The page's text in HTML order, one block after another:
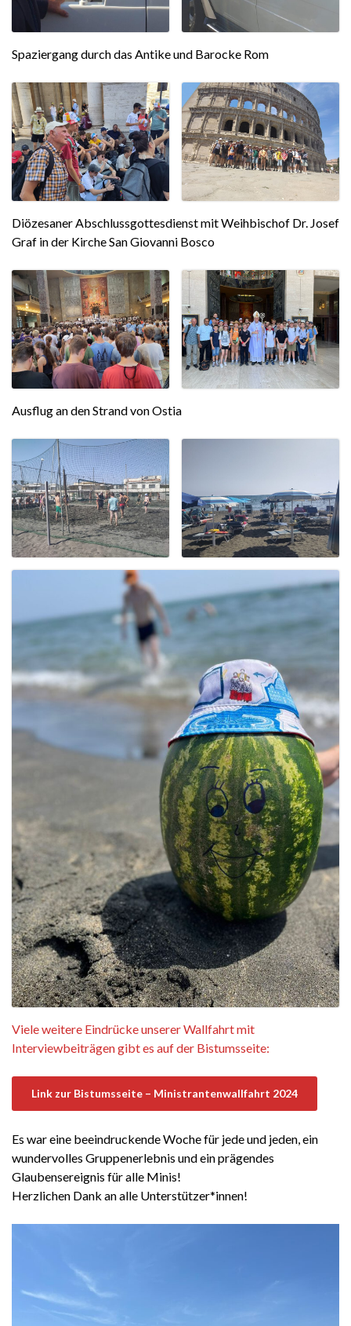
Spaziergang durch das Antike und Barocke Rom
Diözesaner Abschlussgottesdienst mit Weihbischof Dr. Josef
Graf in der Kirche San Giovanni Bosco
Ausflug an den Strand von Ostia
Viele weitere Eindrücke unserer Wallfahrt mit
Interviewbeiträgen gibt es auf der Bistumsseite:
Link zur Bistumsseite – Ministrantenwallfahrt 2024
Es war eine beeindruckende Woche für jede und jeden, ein
wundervolles Gruppenerlebnis und ein prägendes
Glaubensereignis für alle Minis!
Herzlichen Dank an alle Unterstützer*innen!